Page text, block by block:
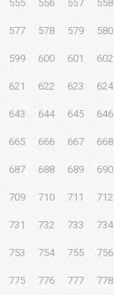
555 556 557 558
577 578 579 580
599 600 601 602
621 622 623 624
643 644 645 646
665 666 667 668
687 688 689 690
709 710 711 712
731 732 733 734
753 754 755 756
775 776 777 778